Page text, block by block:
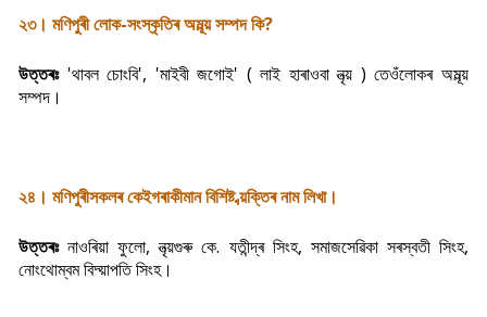
২৩। মণিপুৰী লোক-সংস্কৃতিৰ অমূল্য় সম্পদ কি?
উত্তৰঃ'থাবল চোংবি', 'মাইবী জগোই' ( লাই হাৰাওবা নৃত্য় ) তেওঁলোকৰ অমূল্য়
সম্পদ।
২৪। মণিপুৰীসকলৰ কেইগৰাকীমান বিশিষ্ট ব্য়ক্তিৰ নাম লিখা।
উত্তৰঃনাওৰিয়া ফুলো, নৃত্য়গুৰু কে. যতীন্দ্ৰ সিংহ, সমাজসেৱিকা সৰস্বতী সিংহ,
নোংথোম্বম বিদ্য়াপতি সিংহ।